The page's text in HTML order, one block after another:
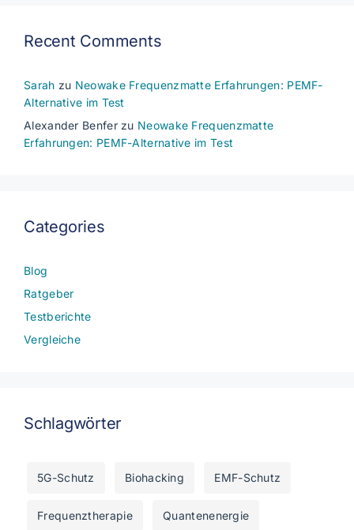
Recent Comments
Sarah zu Neowake Frequenzmatte Erfahrungen: PEMF-
Alternative im Test
Alexander Benferzu Neowake Frequenzmatte
Erfahrungen: PEMF-Alternative im Test
Categories
Blog
Ratgeber
Testberichte
Vergleiche
Schlagwörter
5G-Schutz Biohacking EMF-Schutz
Frequenztherapie Quantenenergie